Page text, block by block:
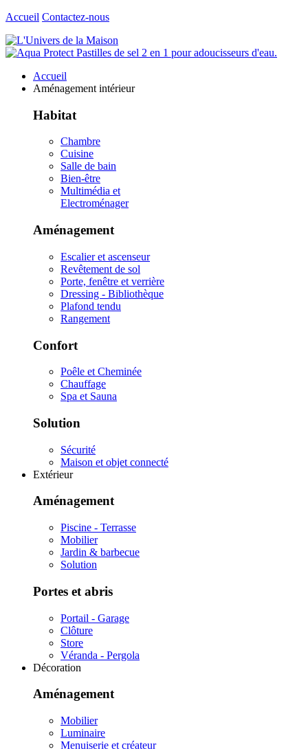
Accueil Contactez-nous
Accueil
Aménagement intérieur
Habitat
Chambre
Cuisine
Salle de bain
Bien-être
Multimédia et
Electroménager
Aménagement
Escalier et ascenseur
Revêtement de sol
Porte, fenêtre et verrière
Dressing - Bibliothèque
Plafond tendu
Rangement
Confort
Poêle et Cheminée
Chauffage
Spa et Sauna
Solution
Sécurité
Maison et objet connecté
Extérieur
Aménagement
Piscine - Terrasse
Mobilier
Jardin & barbecue
Solution
Portes et abris
Portail - Garage
Clôture
Store
Véranda - Pergola
Décoration
Aménagement
Mobilier
Luminaire
Menuiserie et créateur